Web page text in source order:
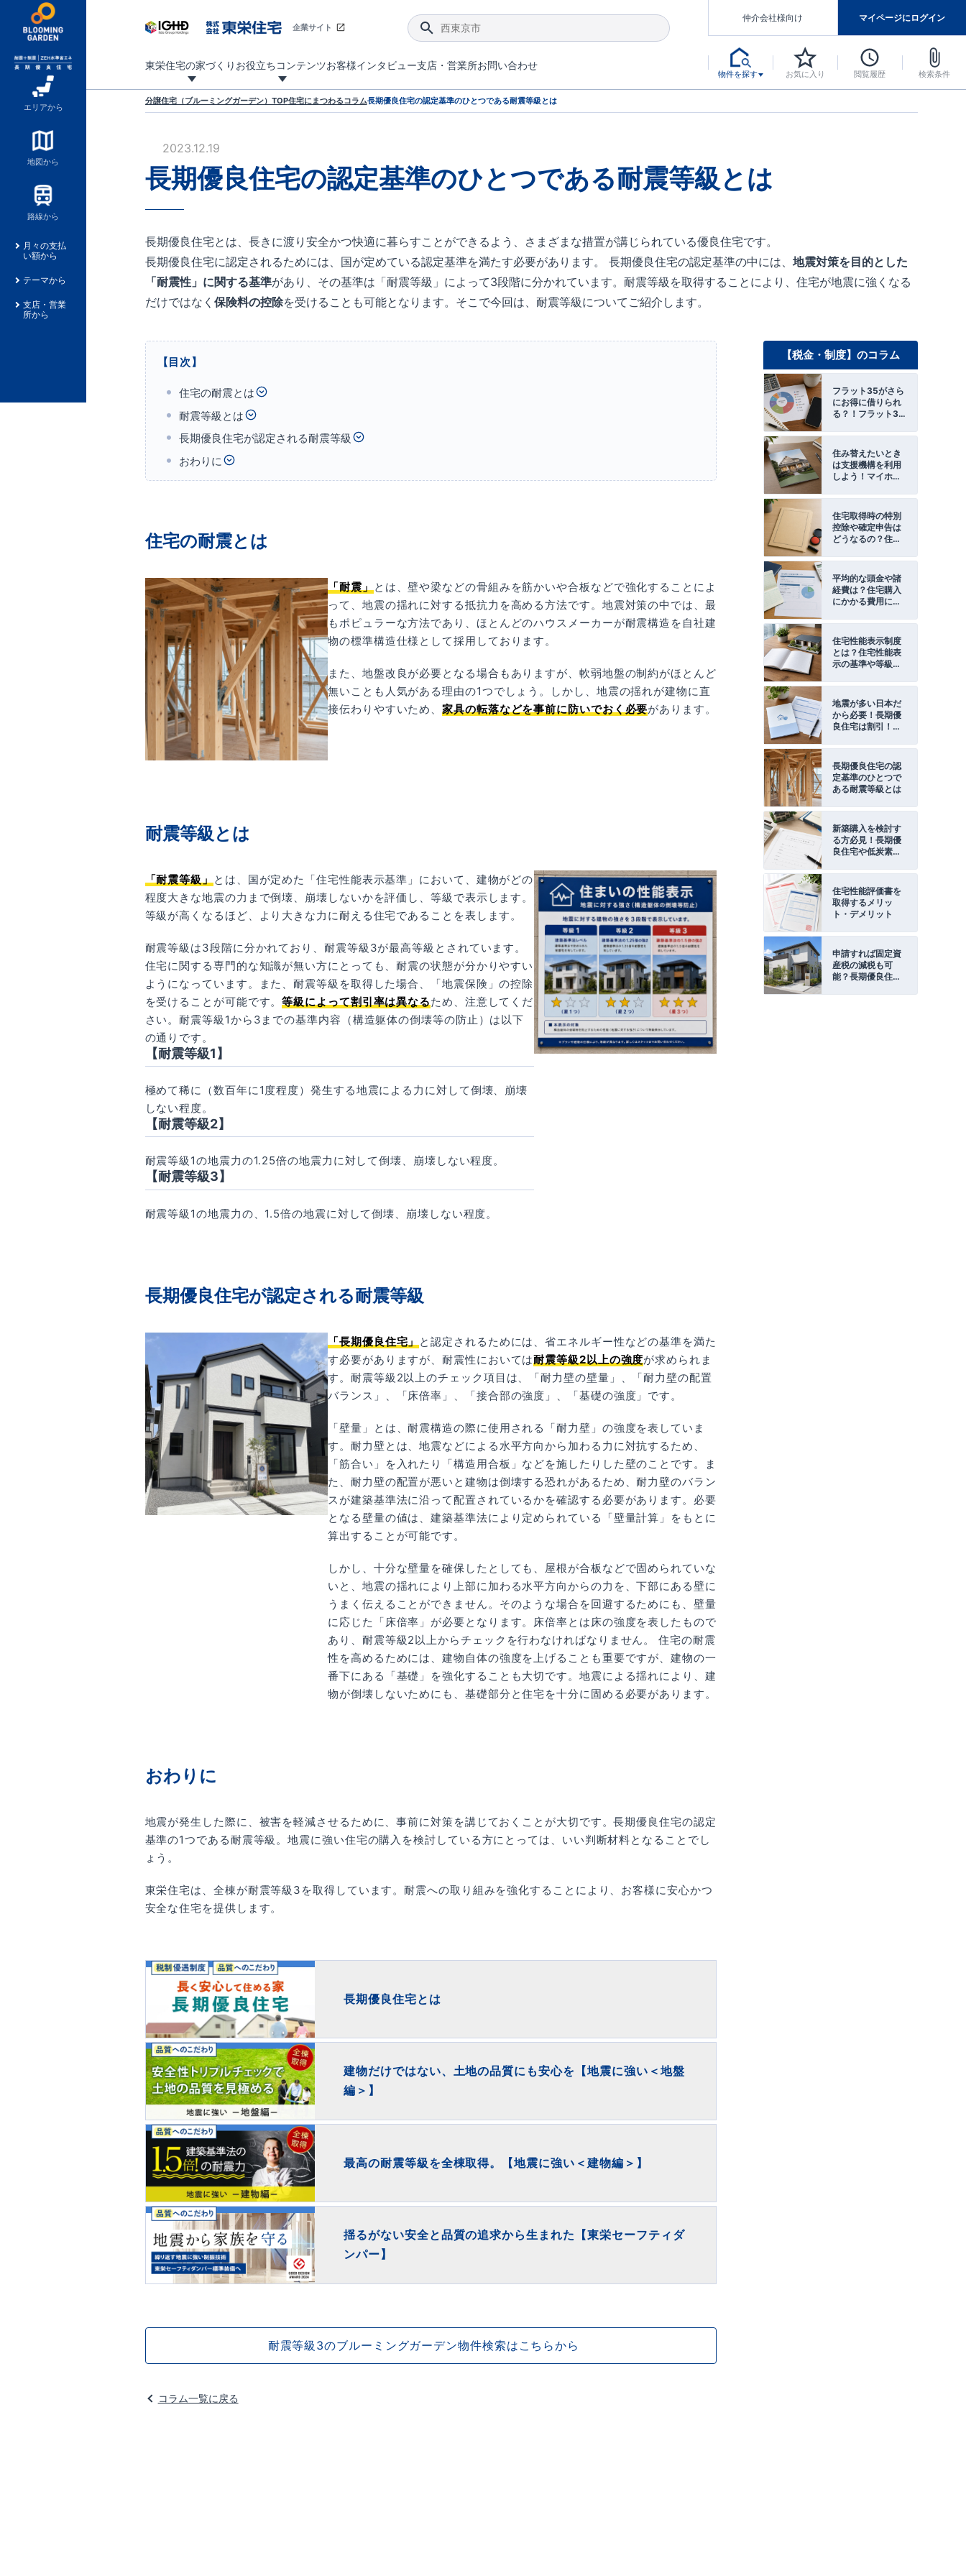
エリアから
地図から
路線から
月々の支払
い額から
テーマから
支店・営業
所から
企業サイト
東栄住宅の家づくり お役立ちコンテンツお客様インタビュー支店・営業所お問い合わせ
仲介会社様向け マイページにログイン
物件を探す お気に入り 閲覧履歴 検索条件
分譲住宅（ブルーミングガーデン）TOP住宅にまつわるコラム長期優良住宅の認定基準のひとつである耐震等級とは
2023.12.19
長期優良住宅の認定基準のひとつである耐震等級とは
長期優良住宅とは、長きに渡り安全かつ快適に暮らすことができるよう、さまざまな措置が講じられている優良住宅です。
長期優良住宅に認定されるためには、国が定めている認定基準を満たす必要があります。 長期優良住宅の認定基準の中には、 地震対策を目的とした
「耐震性」に関する基準があり、その基準は「耐震等級」によって3段階に分かれています。耐震等級を取得することにより、住宅が地震に強くなる
だけではなく 保険料の控除を受けることも可能となります。そこで今回は、耐震等級についてご紹介します。
【目次】
住宅の耐震とは
耐震等級とは
長期優良住宅が認定される耐震等級
おわりに
住宅の耐震とは
「耐震」 とは、壁や梁などの骨組みを筋かいや合板などで強化することによ
って、地震の揺れに対する抵抗力を高める方法です。地震対策の中では、最
もポピュラーな方法であり、ほとんどのハウスメーカーが耐震構造を自社建
物の標準構造仕様として採用しております。
また、地盤改良が必要となる場合もありますが、軟弱地盤の制約がほとんど
無いことも人気がある理由の1つでしょう。しかし、地震の揺れが建物に直
接伝わりやすいため、家具の転落などを事前に防いでおく必要があります。
耐震等級とは
「耐震等級」とは、国が定めた「住宅性能表示基準」において、建物がどの
程度大きな地震の力まで倒壊、崩壊しないかを評価し、等級で表示します。
等級が高くなるほど、より大きな力に耐える住宅であることを表します。
耐震等級は3段階に分かれており、耐震等級3が最高等級とされています。
住宅に関する専門的な知識が無い方にとっても、耐震の状態が分かりやすい
ようになっています。また、耐震等級を取得した場合、「地震保険」の控除
を受けることが可能です。等級によって割引率は異なるため、注意してくだ
さい。耐震等級1から3までの基準内容（構造躯体の倒壊等の防止）は以下
の通りです。
【耐震等級1】
極めて稀に（数百年に1度程度）発生する地震による力に対して倒壊、崩壊
しない程度。
【耐震等級2】
耐震等級1の地震力の1.25倍の地震力に対して倒壊、崩壊しない程度。
【耐震等級3】
耐震等級1の地震力の、1.5倍の地震に対して倒壊、崩壊しない程度。
長期優良住宅が認定される耐震等級
「長期優良住宅」 と認定されるためには、省エネルギー性などの基準を満た
す必要がありますが、耐震性においては耐震等級2以上の強度が求められま
す。耐震等級2以上のチェック項目は、「耐力壁の壁量」、「耐力壁の配置
バランス」、「床倍率」、「接合部の強度」、「基礎の強度」です。
「壁量」とは、耐震構造の際に使用される「耐力壁」の強度を表していま
す。耐力壁とは、地震などによる水平方向から加わる力に対抗するため、
「筋合い」を入れたり「構造用合板」などを施したりした壁のことです。ま
た、耐力壁の配置が悪いと建物は倒壊する恐れがあるため、耐力壁のバラン
スが建築基準法に沿って配置されているかを確認する必要があります。必要
となる壁量の値は、建築基準法により定められている「壁量計算」をもとに
算出することが可能です。
しかし、十分な壁量を確保したとしても、屋根が合板などで固められていな
いと、地震の揺れにより上部に加わる水平方向からの力を、下部にある壁に
うまく伝えることができません。そのような場合を回避するためにも、壁量
に応じた「床倍率」が必要となります。床倍率とは床の強度を表したもので
あり、耐震等級2以上からチェックを行わなければなりません。 住宅の耐震
性を高めるためには、建物自体の強度を上げることも重要ですが、建物の一
番下にある「基礎」を強化することも大切です。地震による揺れにより、建
物が倒壊しないためにも、基礎部分と住宅を十分に固める必要があります。
おわりに
地震が発生した際に、被害を軽減させるために、事前に対策を講じておくことが大切です。長期優良住宅の認定
基準の1つである耐震等級。地震に強い住宅の購入を検討している方にとっては、いい判断材料となることでし
ょう。
東栄住宅は、全棟が耐震等級3を取得しています。耐震への取り組みを強化することにより、お客様に安心かつ
安全な住宅を提供します。
長期優良住宅とは
建物だけではない、土地の品質にも安心を【地震に強い＜地盤
編＞】
最高の耐震等級を全棟取得。【地震に強い＜建物編＞】
揺るがない安全と品質の追求から生まれた【東栄セーフティダ
ンパー】
耐震等級3のブルーミングガーデン物件検索はこちらから
【税金・制度】のコラム
フラット35がさら
にお得に借りられ
る？！フラット35
域活性化型につい
てご紹介します。
住み替えたいとき
は支援機構を利用
しよう！マイホー
は
住宅取得時の特別
控除や確定申告は
どうなるの？住宅
金の話
平均的な頭金や諸
経費は？住宅購入
にかかる費用につ
住宅性能表示制度
とは？住宅性能表
示の基準や等級、
地震が多い日本だ
から必要！長期優
良住宅は割引！そ
長期優良住宅の認
定基準のひとつで
ある耐震等級とは
新築購入を検討す
る方必見！長期優
良住宅や低炭素住
減税とは
住宅性能評価書を
取得するメリッ
ト・デメリット
申請すれば固定資
産税の減税も可
能？長期優良住宅
コラム一覧に戻る